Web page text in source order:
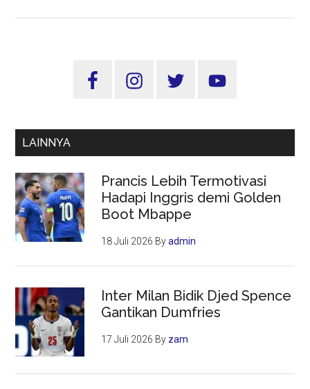
Besar
Bagi
Obesitas
Sidebar
LAINNYA
Prancis Lebih Termotivasi
Hadapi Inggris demi Golden
Boot Mbappe
18 Juli 2026 Byadmin
Inter Milan Bidik Djed Spence
Gantikan Dumfries
17 Juli 2026 By zam